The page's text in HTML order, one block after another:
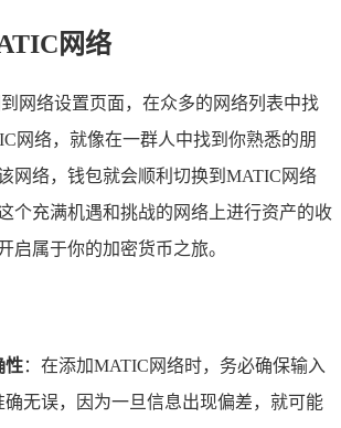
网络
网络设置页面，在众多的网络列表中找
网络，就像在一群人中找到你熟悉的朋
网络，钱包就会顺利切换到MATIC网络
个充满机遇和挑战的网络上进行资产的收
启属于你的加密货币之旅。
性：在添加MATIC网络时，务必确保输入
确无误，因为一旦信息出现偏差，就可能